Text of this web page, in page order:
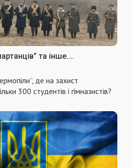
та інше....
де на захист
300 студентів і гімназистів?